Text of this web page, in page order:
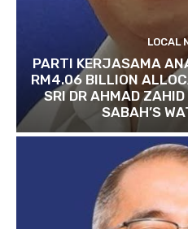
LOCAL
PARTI KERJASAMA
RM4.06 BILLION
SRI DR AHMAD
SABAH’S